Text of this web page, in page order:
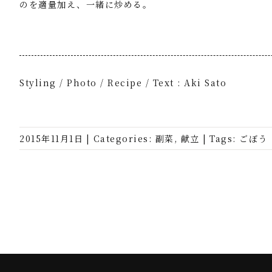
のを適量加え、一緒に炒める。
Styling / Photo / Recipe / Text : Aki Sato
2015年11月1日 | Categories: 副菜 , 献立 | Tags: ごぼう